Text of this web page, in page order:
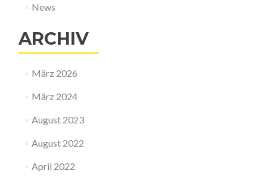
News
ARCHIV
März 2026
März 2024
August 2023
August 2022
April 2022